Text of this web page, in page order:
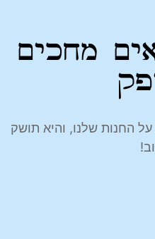
מחכים
החנות שלנו, והיא תושק